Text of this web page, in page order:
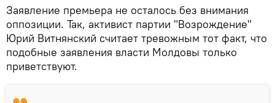
Заявление премьера не осталось без внимания
оппозиции. Так, активист партии "Возрождение"
Юрий Витнянский считает тревожным тот факт, что
подобные заявления власти Молдовы только
приветствуют.